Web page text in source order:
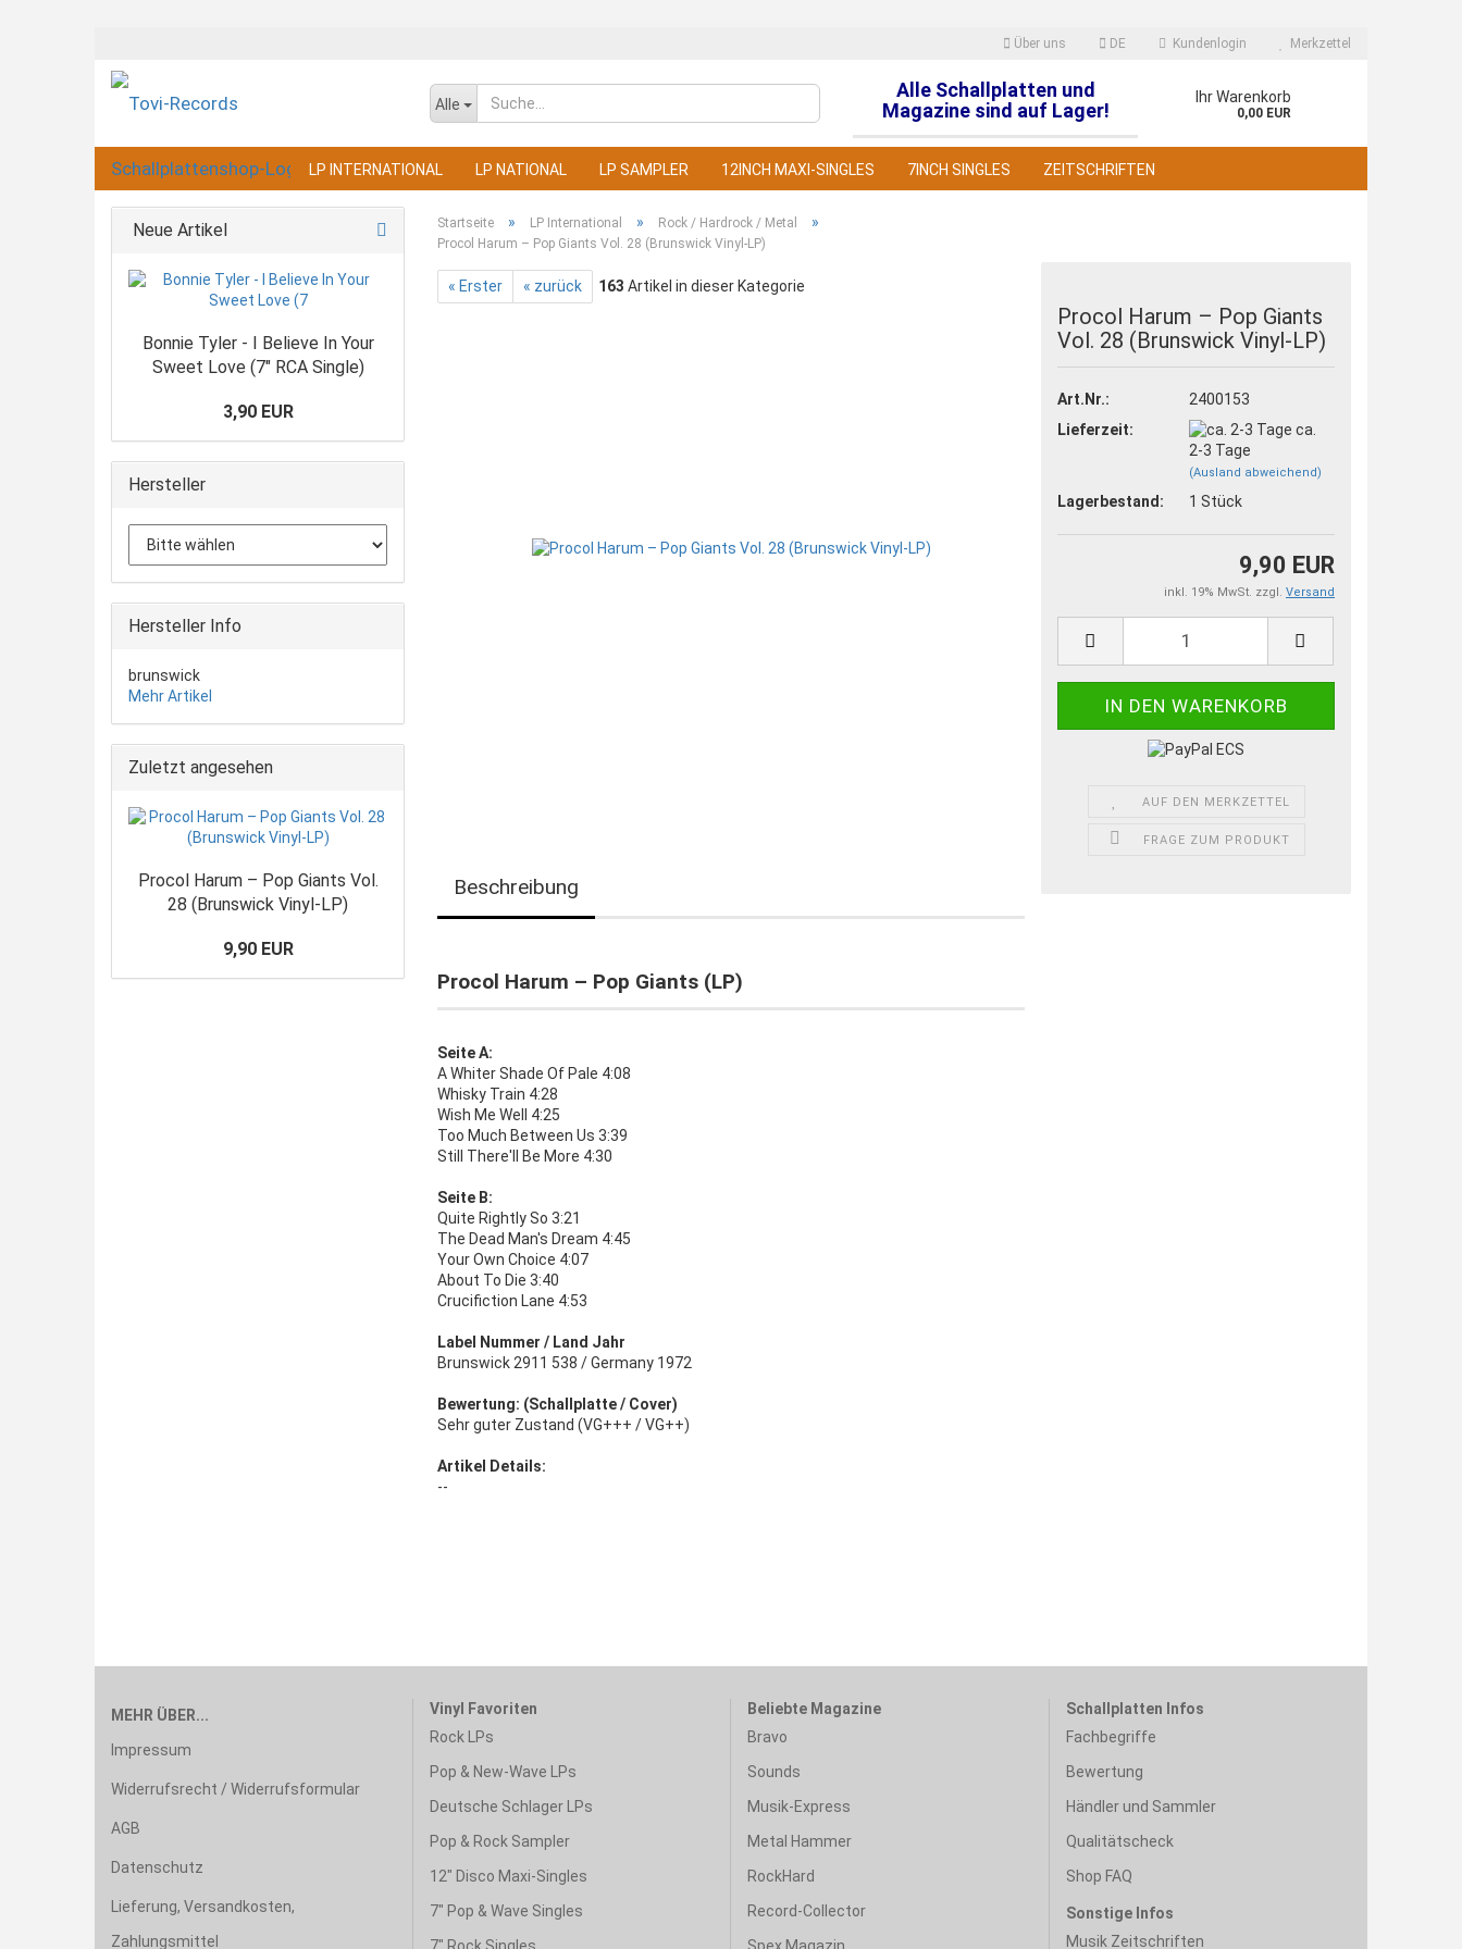
Über uns DE
Sprache auswählen
Kundenlogin Merkzettel
Alle
Alle Schallplatten und
Magazine sind auf Lager!
Ihr Warenkorb
0,00 EUR
LP INTERNATIONAL LP NATIONAL LP SAMPLER 12INCH MAXI-SINGLES 7INCH SINGLES ZEITSCHRIFTEN
Startseite » LP International » Rock / Hardrock / Metal »
Procol Harum – Pop Giants Vol. 28 (Brunswick Vinyl-LP)
« Erster « zurück 163 Artikel in dieser Kategorie
Procol Harum – Pop Giants
Vol. 28 (Brunswick Vinyl-LP)
Art.Nr.:
2400153
Lieferzeit:
ca.
2-3 Tage
(Ausland abweichend)
Lagerbestand: 1Stück
9,90 EUR
inkl. 19% MwSt. zzgl. Versand
AUF DEN MERKZETTEL
FRAGE ZUM PRODUKT
Beschreibung
Procol Harum – Pop Giants (LP)
Seite A:
A Whiter Shade Of Pale 4:08
Whisky Train 4:28
Wish Me Well 4:25
Too Much Between Us 3:39
Still There'll Be More 4:30
Seite B:
Quite Rightly So 3:21
The Dead Man's Dream 4:45
Your Own Choice 4:07
About To Die 3:40
Crucifiction Lane 4:53
Label Nummer / Land Jahr
Brunswick 2911 538 / Germany 1972
Bewertung: (Schallplatte / Cover)
Sehr guter Zustand (VG+++ / VG++)
Artikel Details:
--
Neue Artikel
Bonnie Tyler - I Believe In Your
Sweet Love (7" RCA Single)
3,90 EUR
Hersteller
Hersteller Info
brunswick
Mehr Artikel
Zuletzt angesehen
Procol Harum – Pop Giants Vol.
28 (Brunswick Vinyl-LP)
9,90 EUR
MEHR ÜBER...
Impressum
Widerrufsrecht / Widerrufsformular
AGB
Datenschutz
Lieferung, Versandkosten,
Zahlungsmittel
Vinyl Favoriten
Rock LPs
Pop & New-Wave LPs
Deutsche Schlager LPs
Pop & Rock Sampler
12" Disco Maxi-Singles
7" Pop & Wave Singles
Beliebte Magazine
Bravo
Sounds
Musik-Express
Metal Hammer
RockHard
Record-Collector
Schallplatten Infos
Fachbegriffe
Bewertung
Händler und Sammler
Qualitätscheck
Shop FAQ
Sonstige Infos
Musik Zeitschriften